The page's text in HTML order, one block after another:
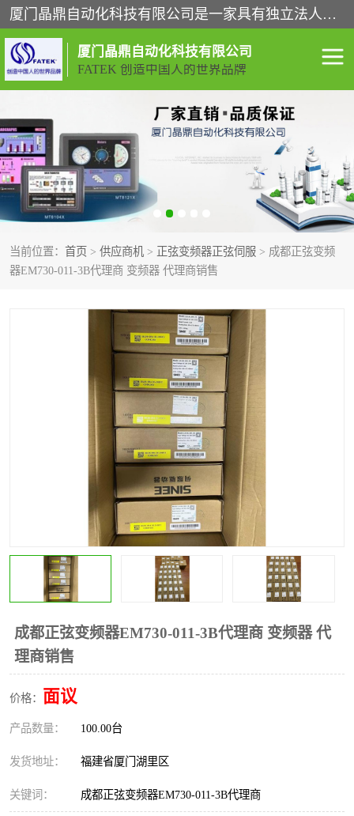
厦门晶鼎自动化科技有限公司是一家具有独立法人资格的高新技术企业；代理销售的产品有台湾威纶触摸屏，魏德米勒全系列，永宏触摸屏,威纶触摸屏,台湾威纶weinview触摸屏,台湾永宏PLC，FATEK,永宏伺服,图儿克总线，施耐德，欧姆龙，西门子，富士变频，K&N蓝系列， BUSSMANN，松下变频器，丹佛斯变频器等。
厦门晶鼎自动化科技有限公司
FATEK 创造中国人的世界品牌
当前位置： 首页 > 供应商机 > 正弦变频器正弦伺服 > 成都正弦变频
器EM730-011-3B代理商 变频器 代理商销售
成都正弦变频器EM730-011-3B代理商 变频器 代
理商销售
价格： 面议
产品数量： 100.00台
发货地址： 福建省厦门湖里区
关键词： 成都正弦变频器EM730-011-3B代理商
闽台永宏PLC WEINVIEW闽台威纶触摸
正弦变频器正弦伺服 魏德米勒接线端子
ABB电流开关 魏德米勒电源
丹佛斯变频器 MOXA通讯模块
西门子
其他
安士能开关
普洛菲斯触摸屏
魏德米勒继电器 施迈赛限位开关